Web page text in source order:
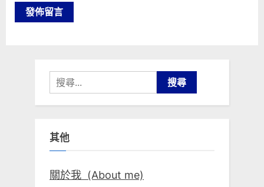
搜
尋
關
字:
其他
關於我 (About me)